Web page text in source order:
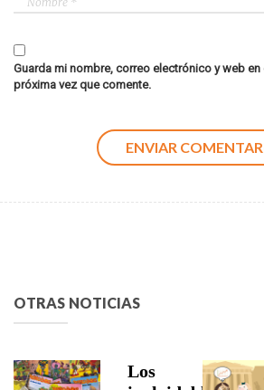
Guarda mi nombre, correo electrónico y web
próxima vez que comente.
OTRAS NOTICIAS
Los